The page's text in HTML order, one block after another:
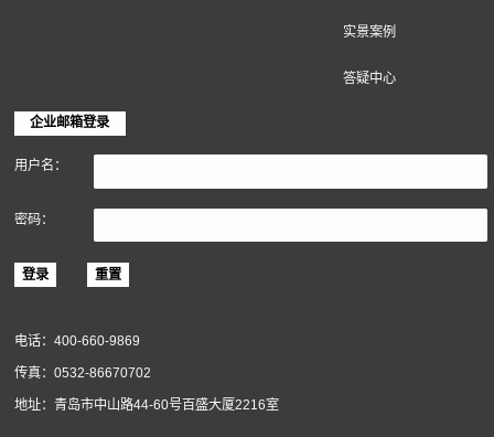
软木材料 关于得高